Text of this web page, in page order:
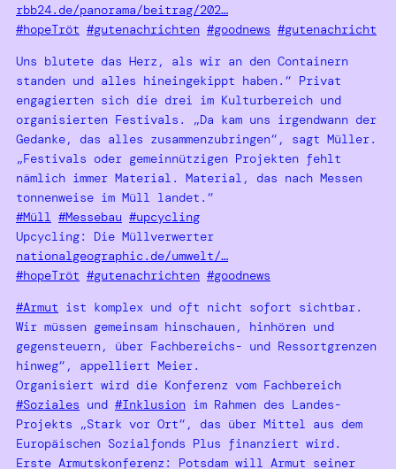
rbb24.de/panorama/beitrag/202…
#hopeTröt #gutenachrichten #goodnews #gutenachricht
Uns blutete das Herz, als wir an den Containern
standen und alles hineingekippt haben.“ Privat
engagierten sich die drei im Kulturbereich und
organisierten Festivals. „Da kam uns irgendwann der
Gedanke, das alles zusammenzubringen“, sagt Müller.
„Festivals oder gemeinnützigen Projekten fehlt
nämlich immer Material. Material, das nach Messen
tonnenweise im Müll landet.“
#Müll #Messebau #upcycling
Upcycling: Die Müllverwerter
nationalgeographic.de/umwelt/…
#hopeTröt #gutenachrichten #goodnews
#Armut ist komplex und oft nicht sofort sichtbar.
Wir müssen gemeinsam hinschauen, hinhören und
gegensteuern, über Fachbereichs- und Ressortgrenzen
hinweg“, appelliert Meier.
Organisiert wird die Konferenz vom Fachbereich
#Soziales und #Inklusion im Rahmen des Landes-
Projekts „Stark vor Ort“, das über Mittel aus dem
Europäischen Sozialfonds Plus finanziert wird.
Erste Armutskonferenz: Potsdam will Armut seiner